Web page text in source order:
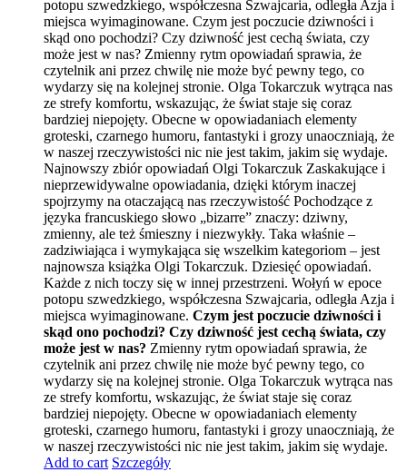
potopu szwedzkiego, współczesna Szwajcaria, odległa Azja i
miejsca wyimaginowane. Czym jest poczucie dziwności i
skąd ono pochodzi? Czy dziwność jest cechą świata, czy
może jest w nas? Zmienny rytm opowiadań sprawia, że
czytelnik ani przez chwilę nie może być pewny tego, co
wydarzy się na kolejnej stronie. Olga Tokarczuk wytrąca nas
ze strefy komfortu, wskazując, że świat staje się coraz
bardziej niepojęty. Obecne w opowiadaniach elementy
groteski, czarnego humoru, fantastyki i grozy unaoczniają, że
w naszej rzeczywistości nic nie jest takim, jakim się wydaje.
Najnowszy zbiór opowiadań Olgi Tokarczuk Zaskakujące i
nieprzewidywalne opowiadania, dzięki którym inaczej
spojrzymy na otaczającą nas rzeczywistość Pochodzące z
języka francuskiego słowo „bizarre” znaczy: dziwny,
zmienny, ale też śmieszny i niezwykły. Taka właśnie –
zadziwiająca i wymykająca się wszelkim kategoriom – jest
najnowsza książka Olgi Tokarczuk. Dziesięć opowiadań.
Każde z nich toczy się w innej przestrzeni. Wołyń w epoce
potopu szwedzkiego, współczesna Szwajcaria, odległa Azja i
miejsca wyimaginowane. Czym jest poczucie dziwności i
skąd ono pochodzi? Czy dziwność jest cechą świata, czy
może jest w nas? Zmienny rytm opowiadań sprawia, że
czytelnik ani przez chwilę nie może być pewny tego, co
wydarzy się na kolejnej stronie. Olga Tokarczuk wytrąca nas
ze strefy komfortu, wskazując, że świat staje się coraz
bardziej niepojęty. Obecne w opowiadaniach elementy
groteski, czarnego humoru, fantastyki i grozy unaoczniają, że
w naszej rzeczywistości nic nie jest takim, jakim się wydaje.
Add to cart Szczegóły